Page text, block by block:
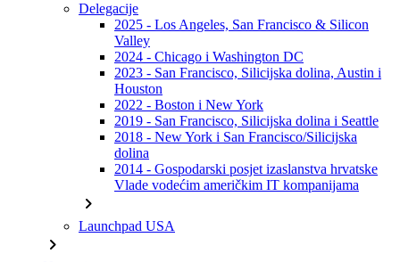
Delegacije
2025 - Los Angeles, San Francisco & Silicon
Valley
2024 - Chicago i Washington DC
2023 - San Francisco, Silicijska dolina, Austin i
Houston
2022 - Boston i New York
2019 - San Francisco, Silicijska dolina i Seattle
2018 - New York i San Francisco/Silicijska
dolina
2014 - Gospodarski posjet izaslanstva hrvatske
Vlade vodećim američkim IT kompanijama
chevron_right
Launchpad USA
chevron_right